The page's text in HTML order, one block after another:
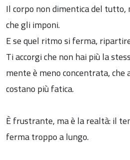
Il corpo non dimentica del
che gli imponi.
E se quel ritmo si ferma,
Ti accorgi che non hai più la
mente è meno concentrata, che
costano più fatica.
È frustrante, ma è la realtà: il
ferma troppo a lungo.